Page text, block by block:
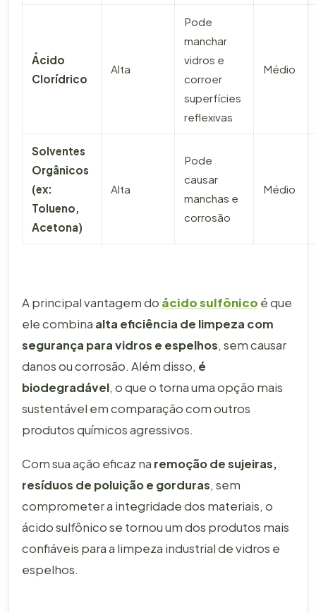
Ácido
Clorídrico
Alta
Pode
manchar
vidros e
corroer
superfícies
reflexivas
Médio
Solventes
Orgânicos
(ex:
Tolueno,
Acetona)
Alta
Pode
causar
manchas e
corrosão
Médio
A principal vantagem do ácido sulfônico é que
ele combina alta eficiência de limpeza com
segurança para vidros e espelhos, sem causar
danos ou corrosão. Além disso, é
biodegradável, o que o torna uma opção mais
sustentável em comparação com outros
produtos químicos agressivos.
Com sua ação eficaz na remoção de sujeiras,
resíduos de poluição e gorduras, sem
comprometer a integridade dos materiais, o
ácido sulfônico se tornou um dos produtos mais
confiáveis para a limpeza industrial de vidros e
espelhos.